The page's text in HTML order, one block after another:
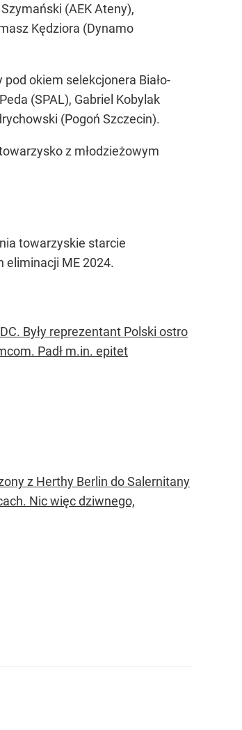
(AEK Ateny),
Kędziora (Dynamo
okiem selekcjonera Biało-
(SPAL), Gabriel Kobylak
(Pogoń Szczecin).
z młodzieżowym
towarzyskie starcie
eliminacji ME 2024.
Były reprezentant Polski ostro
Padł m.in. epitet
z Herthy Berlin do Salernitany
Nic więc dziwnego,